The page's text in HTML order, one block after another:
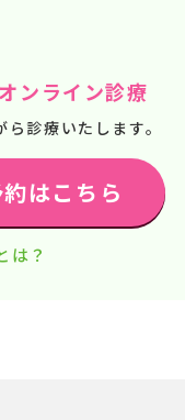
ンライン診療
診療いたします。
はこちら
は？